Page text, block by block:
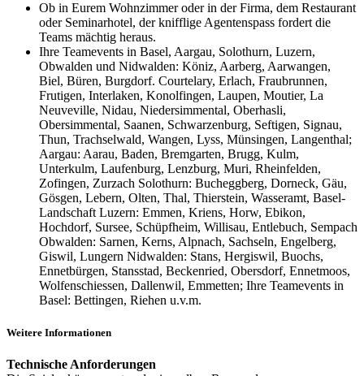
Ob in Eurem Wohnzimmer oder in der Firma, dem Restaurant
oder Seminarhotel, der knifflige Agentenspass fordert die
Teams mächtig heraus.
Ihre Teamevents in Basel, Aargau, Solothurn, Luzern,
Obwalden und Nidwalden: Köniz, Aarberg, Aarwangen,
Biel, Büren, Burgdorf. Courtelary, Erlach, Fraubrunnen,
Frutigen, Interlaken, Konolfingen, Laupen, Moutier, La
Neuveville, Nidau, Niedersimmental, Oberhasli,
Obersimmental, Saanen, Schwarzenburg, Seftigen, Signau,
Thun, Trachselwald, Wangen, Lyss, Münsingen, Langenthal;
Aargau: Aarau, Baden, Bremgarten, Brugg, Kulm,
Unterkulm, Laufenburg, Lenzburg, Muri, Rheinfelden,
Zofingen, Zurzach Solothurn: Bucheggberg, Dorneck, Gäu,
Gösgen, Lebern, Olten, Thal, Thierstein, Wasseramt, Basel-
Landschaft Luzern: Emmen, Kriens, Horw, Ebikon,
Hochdorf, Sursee, Schüpfheim, Willisau, Entlebuch, Sempach
Obwalden: Sarnen, Kerns, Alpnach, Sachseln, Engelberg,
Giswil, Lungern Nidwalden: Stans, Hergiswil, Buochs,
Ennetbürgen, Stansstad, Beckenried, Obersdorf, Ennetmoos,
Wolfenschiessen, Dallenwil, Emmetten; Ihre Teamevents in
Basel: Bettingen, Riehen u.v.m.
Weitere Informationen
Technische Anforderungen